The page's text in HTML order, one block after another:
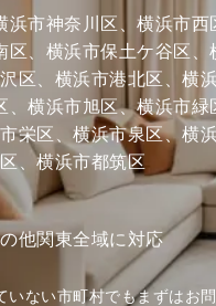
浜市神奈川区、横浜市西
区、横浜市保土ケ谷区、
区、横浜市港北区、横
、横浜市旭区、横浜市緑
栄区、横浜市泉区、横
区、横浜市都筑区
他関東全域に対応
ない市町村でもまずはお問